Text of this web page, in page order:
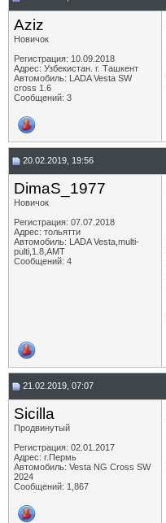
Aziz
Новичок
Регистрация: 10.09.2018
Адрес: Узбекистан. г. Ташкент
Автомобиль: LADA Vesta SW
cross 1.6
Сообщений: 3
20.02.2019, 19:56
DimaS_1977
Новичок
Регистрация: 07.07.2018
Адрес: тольятти
Автомобиль: LADA Vesta,multi-
pulti,1.8,AMT
Сообщений: 4
21.02.2019, 07:07
Sicilla
Продвинутый
Регистрация: 02.01.2017
Адрес: г.Пермь
Автомобиль: Vesta NG Cross SW
2024
Сообщений: 1,867